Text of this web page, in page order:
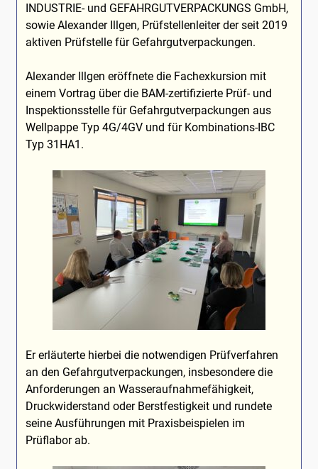
INDUSTRIE- und GEFAHRGUTVERPACKUNGS GmbH,
sowie Alexander Illgen, Prüfstellenleiter der seit 2019
aktiven Prüfstelle für Gefahrgutverpackungen.
Alexander Illgen eröffnete die Fachexkursion mit
einem Vortrag über die BAM-zertifizierte Prüf- und
Inspektionsstelle für Gefahrgutverpackungen aus
Wellpappe Typ 4G/4GV und für Kombinations-IBC
Typ 31HA1.
Er erläuterte hierbei die notwendigen Prüfverfahren
an den Gefahrgutverpackungen, insbesondere die
Anforderungen an Wasseraufnahmefähigkeit,
Druckwiderstand oder Berstfestigkeit und rundete
seine Ausführungen mit Praxisbeispielen im
Prüflabor ab.